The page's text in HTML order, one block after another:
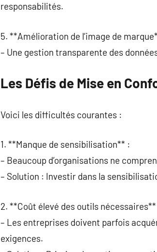
responsabilités.
5. **Amélioration de l’image de
– Une gestion transparente des
Les Défis de Mise en
Voici les difficultés courantes :
1. **Manque de sensibilisation** :
– Beaucoup d’organisations ne
– Solution : Investir dans la
2. **Coût élevé des outils
– Les entreprises doivent parfois
exigences.